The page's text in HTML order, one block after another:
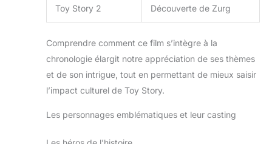
Toy Story 2 Découverte de Zurg
Comprendre comment ce film s’intègre à la
chronologie élargit notre appréciation de ses thèmes
et de son intrigue, tout en permettant de mieux saisir
l’impact culturel de Toy Story.
Les personnages emblématiques et leur casting